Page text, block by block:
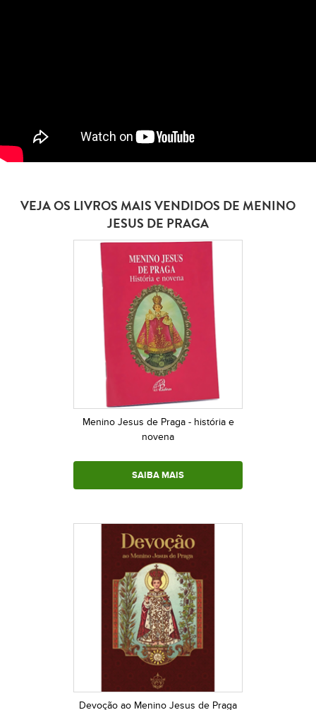
VEJA OS LIVROS MAIS VENDIDOS DE MENINO
JESUS DE PRAGA
Menino Jesus de Praga - história e
novena
SAIBA MAIS
Devoção ao Menino Jesus de Praga